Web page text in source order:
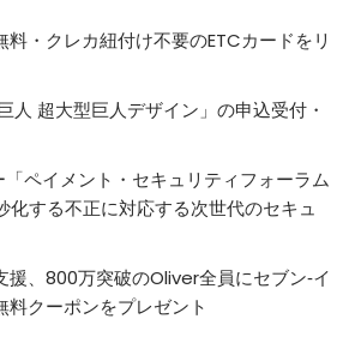
・クレカ紐付け不要のETCカードをリ
人 超大型巨人デザイン」の申込受付・
ペイメント・セキュリティフォーラム
化する不正に対応する次世代のセキュ
援、800万突破のOliver全員にセブン‐イ
料クーポンをプレゼント